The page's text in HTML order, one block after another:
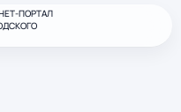
ПОРТАЛ